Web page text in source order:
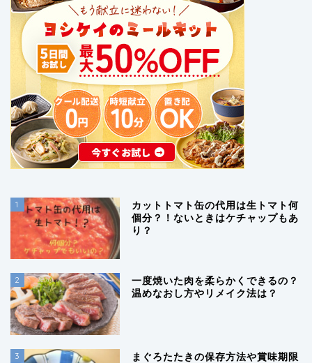
1
カットトマト缶の代用は生トマト何
個分？！ないときはケチャップもあ
り？
2
一度焼いた肉を柔らかくできるの？
温めなおし方やリメイク法は？
3
まぐろたたきの保存方法や賞味期限